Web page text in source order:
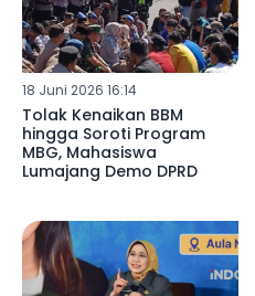
18 Juni 2026 16:14
Tolak Kenaikan BBM
hingga Soroti Program
MBG, Mahasiswa
Lumajang Demo DPRD